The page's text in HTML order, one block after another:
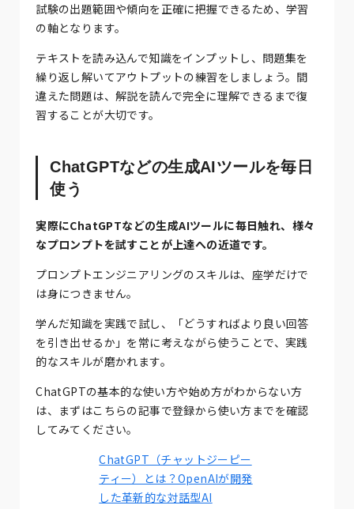
試験の出題範囲や傾向を正確に把握できるため、学習
の軸となります。
テキストを読み込んで知識をインプットし、問題集を
繰り返し解いてアウトプットの練習をしましょう。間
違えた問題は、解説を読んで完全に理解できるまで復
習することが大切です。
ChatGPTなどの生成AIツールを毎日
使う
実際にChatGPTなどの生成AIツールに毎日触れ、様々
なプロンプトを試すことが上達への近道です。
プロンプトエンジニアリングのスキルは、座学だけで
は身につきません。
学んだ知識を実践で試し、「どうすればより良い回答
を引き出せるか」を常に考えながら使うことで、実践
的なスキルが磨かれます。
ChatGPTの基本的な使い方や始め方がわからない方
は、まずはこちらの記事で登録から使い方までを確認
してみてください。
ChatGPT（チャットジーピー
ティー）とは？OpenAIが開発
した革新的な対話型AI